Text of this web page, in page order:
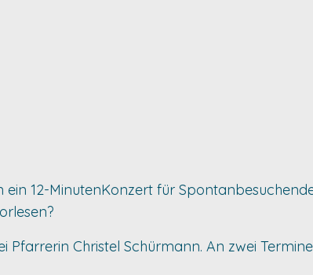
ein 12-MinutenKonzert für
Pfarrerin Christel Schürmann. An zwei